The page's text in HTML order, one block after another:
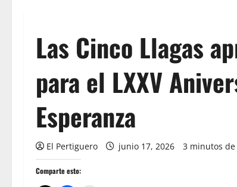
Las Cinco Llagas
para el LXXV
Esperanza
El Pertiguero junio 17, 2026 3 minutos
Comparte esto: